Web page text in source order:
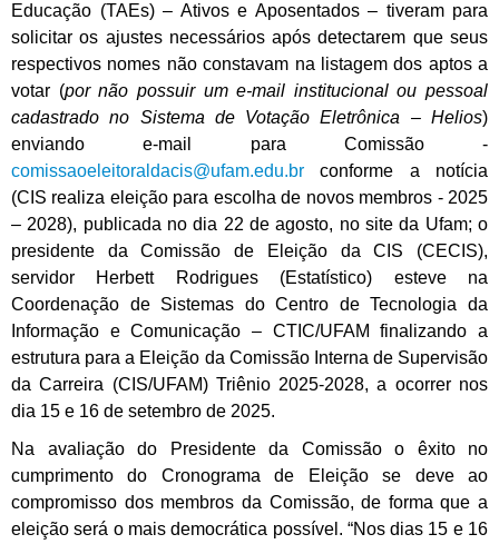
Educação (TAEs) – Ativos e Aposentados – tiveram para
solicitar os ajustes necessários após detectarem que seus
respectivos nomes não constavam na listagem dos aptos a
votar (por não possuir um e-mail institucional ou pessoal
cadastrado no Sistema de Votação Eletrônica – Helios)
enviando e-mail para Comissão -
comissaoeleitoraldacis@ufam.edu.br conforme a notícia
(CIS realiza eleição para escolha de novos membros - 2025
– 2028), publicada no dia 22 de agosto, no site da Ufam; o
presidente da Comissão de Eleição da CIS (CECIS),
servidor Herbett Rodrigues (Estatístico) esteve na
Coordenação de Sistemas do Centro de Tecnologia da
Informação e Comunicação – CTIC/UFAM finalizando a
estrutura para a Eleição da Comissão Interna de Supervisão
da Carreira (CIS/UFAM) Triênio 2025-2028, a ocorrer nos
dia 15 e 16 de setembro de 2025.
Na avaliação do Presidente da Comissão o êxito no
cumprimento do Cronograma de Eleição se deve ao
compromisso dos membros da Comissão, de forma que a
eleição será o mais democrática possível. “Nos dias 15 e 16